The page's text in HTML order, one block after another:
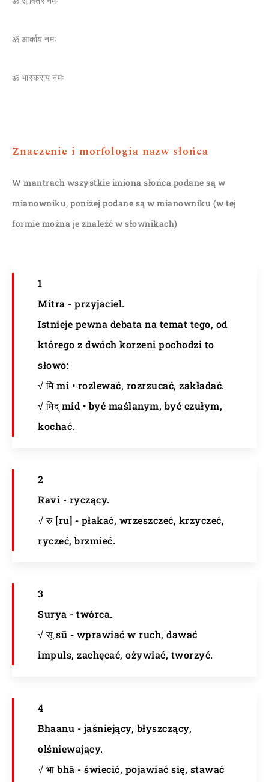
ॐ आर्काय नमः
ॐ भास्कराय नमः
Znaczenie i morfologia nazw słońca
W mantrach wszystkie imiona słońca podane są w
mianowniku, poniżej podane są w mianowniku (w tej
formie można je znaleźć w słownikach)
1
Mitra - przyjaciel.
Istnieje pewna debata na temat tego, od
którego z dwóch korzeni pochodzi to
słowo:
√ मि mi • rozlewać, rozrzucać, zakładać.
√ मिद् mid • być maślanym, być czułym,
kochać.
2
Ravi - ryczący.
√ रु [ru] - płakać, wrzeszczeć, krzyczeć,
ryczeć, brzmieć.
3
Surya - twórca.
√ सू sū - wprawiać w ruch, dawać
impuls, zachęcać, ożywiać, tworzyć.
4
Bhaanu - jaśniejący, błyszczący,
olśniewający.
√ भा bhā - świecić, pojawiać się, stawać